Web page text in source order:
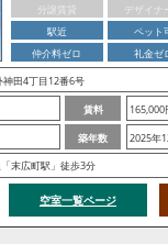
分譲賃貸
デザイナ
駅近
ペット
仲介料ゼロ
礼金ゼ
田4丁目12番6号
賃料
165,000
築年数
2025年
末広町駅」徒歩3分
空室一覧ページ